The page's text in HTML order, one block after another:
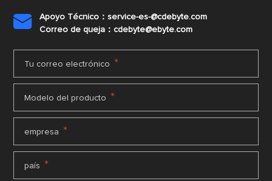

Apoyo Técnico：service-es-@cdebyte.com
Correo de queja：cdebyte@ebyte.com
Tu correo electrónico *
Modelo del producto *
empresa *
país *